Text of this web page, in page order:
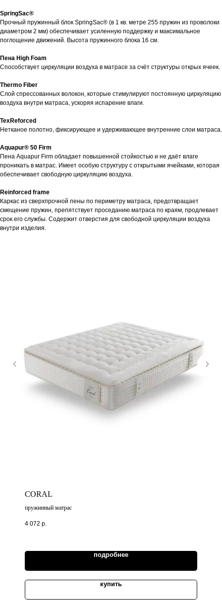
SpringSac®
Прочный пружинный блок SpringSac® (в 1 кв. метре 255 пружин из проволоки
диаметром 2 мм) обеспечивает усиленную поддержку и максимальное
поглощение движений. Высота пружинного блока 16 см.
Пена High Foam
Cпособствует циркуляции воздуха в матрасе за счёт структуры открых ячеек.
Thermo Fiber
Слой спрессованных волокон, которые стимулируют постоянную циркуляцию
воздуха внутри матраса, ускоряя испарение влаги.
TexReforced
Нетканое полотно, фиксирующее и удерживающее внутренние слои матраса.
Aquapur® 50 Firm
Пена Aquapur Firm обладает повышенной стойкостью и не даёт влаге
проникать в матрас. Имеет особую структуру с открытыми ячейками, которая
обеспечивает свободную циркуляцию воздуха.
Reinforced frame
Каркас из сверхпрочной пены по периметру матраса, предотвращает
смещение пружин, препятствует проседанию матраса по краям, продлевает
срок его службы. Содержит отверстия для свободной циркуляции воздуха
внутри изделия.
CORAL
пружинный матрас
4 072 р.
подробнее
купить